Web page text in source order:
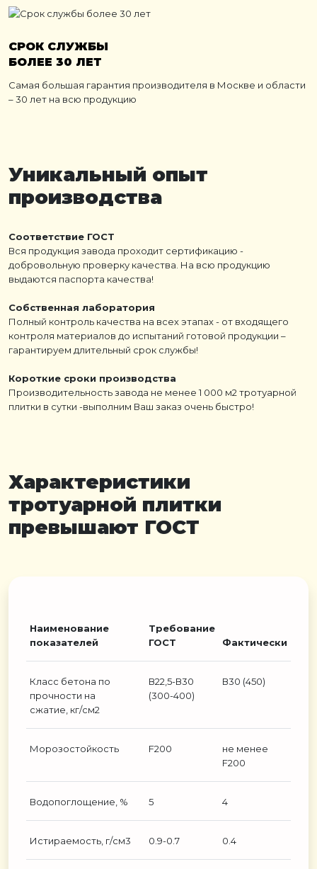
СРОК СЛУЖБЫ
БОЛЕЕ 30 ЛЕТ
Самая большая гарантия производителя в Москве и области
– 30 лет на всю продукцию
Уникальный опыт
производства
Соответствие ГОСТ
Вся продукция завода проходит сертификацию -
добровольную проверку качества. На всю продукцию
выдаются паспорта качества!
Собственная лаборатория
Полный контроль качества на всех этапах - от входящего
контроля материалов до испытаний готовой продукции –
гарантируем длительный срок службы!
Короткие сроки производства
Производительность завода не менее 1 000 м2 тротуарной
плитки в сутки -выполним Ваш заказ очень быстро!
Характеристики
тротуарной плитки
превышают ГОСТ
Наименование
показателей
Требование
ГОСТ
Фактически
Класс бетона по
прочности на
сжатие, кг/см2
В22,5-В30
(300-400)
В30 (450)
Морозостойкость F200
не менее
F200
Водопоглощение, % 5 4
Истираемость, г/см3 0.9-0.7 0.4